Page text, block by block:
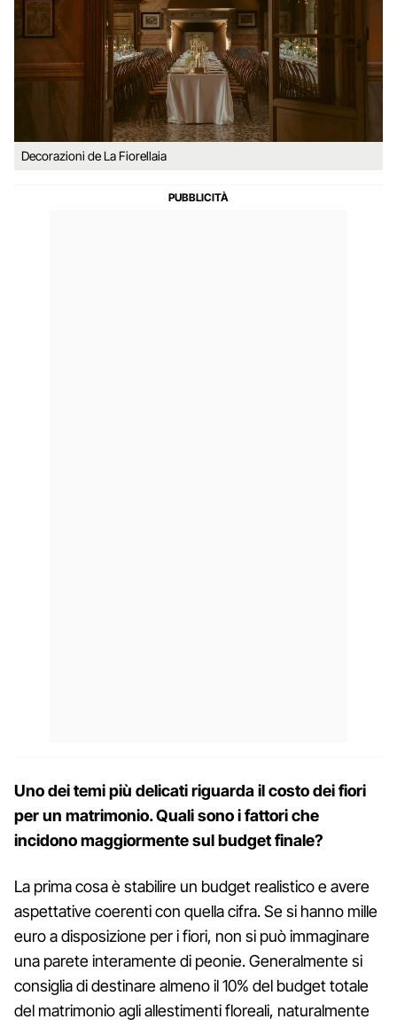
Decorazioni de La Fiorellaia
Uno dei temi più delicati riguarda il costo dei fiori
per un matrimonio. Quali sono i fattori che
incidono maggiormente sul budget finale?
La prima cosa è stabilire un budget realistico e avere
aspettative coerenti con quella cifra. Se si hanno mille
euro a disposizione per i fiori, non si può immaginare
una parete interamente di peonie. Generalmente si
consiglia di destinare almeno il 10% del budget totale
del matrimonio agli allestimenti floreali, naturalmente